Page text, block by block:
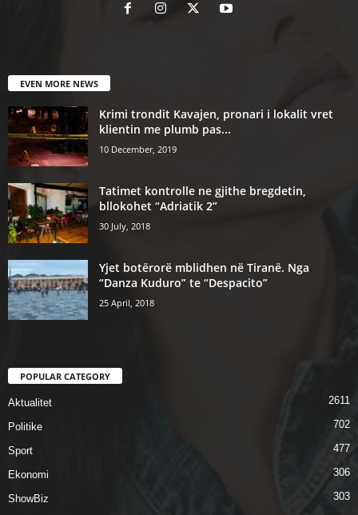
EVEN MORE NEWS
Krimi trondit Kavajen, pronari i lokalit vret
klientin me plumb pas...
10 December, 2019
Tatimet kontrolle ne gjithe bregdetin,
bllokohet “Adriatik 2”
30 July, 2018
Yjet botërorë mblidhen në Tiranë. Nga
“Danza Kuduro” te “Despacito”
25 April, 2018
POPULAR CATEGORY
Aktualitet 2611
Politike 702
Sport 477
Ekonomi 306
ShowBiz
303